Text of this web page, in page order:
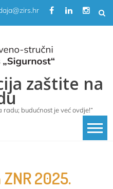
zaštite na
budućnost je već ovdje!“
2025.